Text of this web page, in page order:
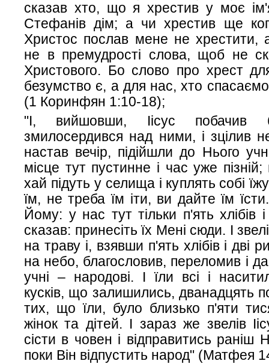
сказав хто, що я хрестив у моє
Стефанів дім; а чи хрестив ще
Христос послав мене не хрестити, а
не в премудрості слова, щоб не
Христового. Бо слово про хрест
безумство є, а для нас, хто
(1 Коринфян 1:10-18);
"І, вийшовши, Іісус побачив
змилосердився над ними, і зцілив
настав вечір, підійшли до Нього
місце тут пустинне і час уже
хай підуть у селища і куплять собі
їм, не треба їм іти, ви дайте їм
Йому: у нас тут тільки п'ять хлібів
сказав: принесіть їх Мені сюди. І
на траву і, взявши п'ять хлібів і дві
на небо, благословив, переломив і
учні – народові. І їли всі і
кусків, що залишились, дванадцять
тих, що їли, було близько п'яти
жінок та дітей. І зараз же звелів
сісти в човен і відправитись раніш
поки Він відпустить народ" (Матфея